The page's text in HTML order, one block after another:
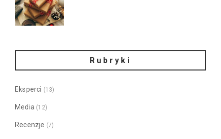
Rubryki
Eksperci (13)
Media (12)
Recenzje (7)